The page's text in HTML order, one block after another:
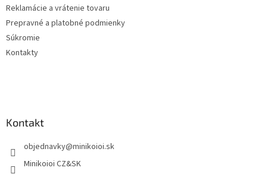
Reklamácie a vrátenie tovaru
Prepravné a platobné podmienky
Súkromie
Kontakty
Kontakt
objednavky@minikoioi.sk
Minikoioi CZ&SK